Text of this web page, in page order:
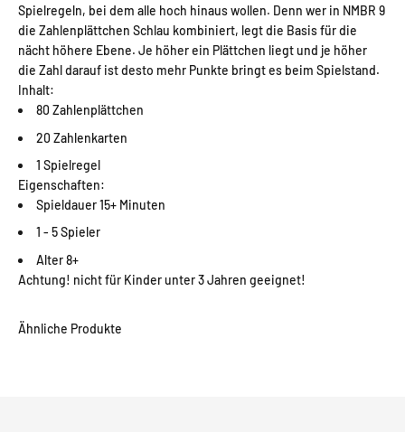
Spielregeln, bei dem alle hoch hinaus wollen. Denn wer in NMBR 9
die Zahlenplättchen Schlau kombiniert, legt die Basis für die
nächt höhere Ebene. Je höher ein Plättchen liegt und je höher
die Zahl darauf ist desto mehr Punkte bringt es beim Spielstand.
Inhalt:
80 Zahlenplättchen
20 Zahlenkarten
1 Spielregel
Eigenschaften:
Spieldauer 15+ Minuten
1 - 5 Spieler
Alter 8+
Achtung! nicht für Kinder unter 3 Jahren geeignet!